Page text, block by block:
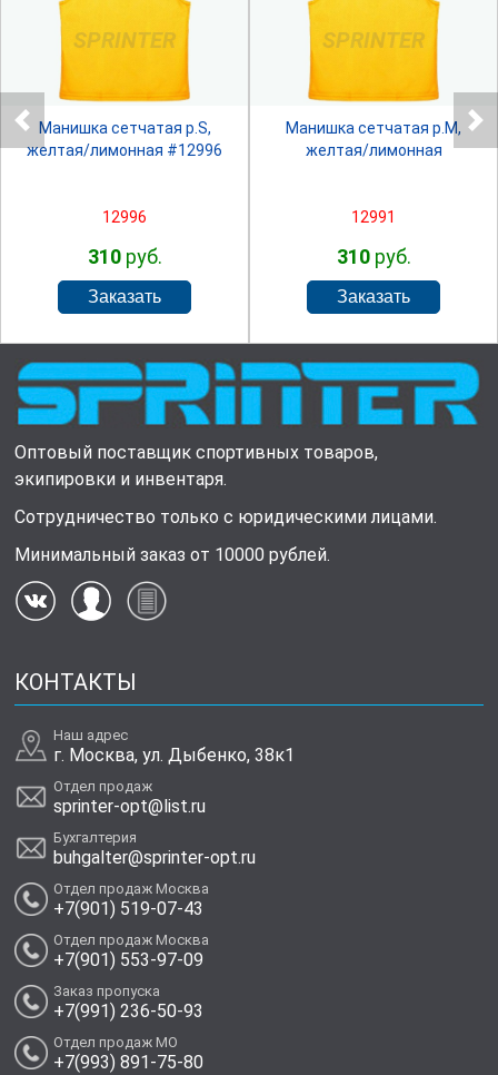
SPRINTER
Манишка сетчатая р.S,
желтая/лимонная #12996
12996
310руб.
SPRINTER
Манишка сетчатая р.М,
желтая/лимонная
12991
310руб.
Оптовый поставщик спортивных товаров,
экипировки и инвентаря.
Сотрудничество только с юридическими лицами.
Минимальный заказ от 10000 рублей.
КОНТАКТЫ
Наш адрес
г. Москва, ул. Дыбенко, 38к1
Отдел продаж
sprinter-opt@list.ru
Бухгалтерия
buhgalter@sprinter-opt.ru
Отдел продаж Москва
+7(901) 519-07-43
Отдел продаж Москва
+7(901) 553-97-09
Заказ пропуска
+7(991) 236-50-93
Отдел продаж МО
+7(993) 891-75-80